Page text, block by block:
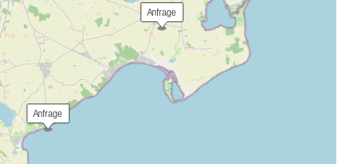
Anfrage
Anfrage